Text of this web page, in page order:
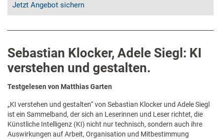
Jetzt Angebot sichern
Sebastian Klocker, Adele Siegl: KI
verstehen und gestalten.
Testgelesen von Matthias Garten
„KI verstehen und gestalten“ von Sebastian Klocker und Adele Siegl
ist ein Sammelband, der sich an Leserinnen und Leser richtet, die
Künstliche Intelligenz (KI) nicht nur technisch, sondern auch ihre
Auswirkungen auf Arbeit, Organisation und Mitbestimmung